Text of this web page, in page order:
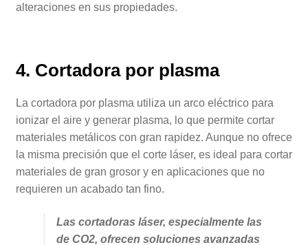
alteraciones en sus propiedades.
4. Cortadora por plasma
La cortadora por plasma utiliza un arco eléctrico para
ionizar el aire y generar plasma, lo que permite cortar
materiales metálicos con gran rapidez. Aunque no ofrece
la misma precisión que el corte láser, es ideal para cortar
materiales de gran grosor y en aplicaciones que no
requieren un acabado tan fino.
Las cortadoras láser, especialmente las
de CO2, ofrecen soluciones avanzadas